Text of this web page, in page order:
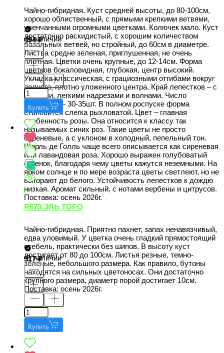
Чайно-гибридная. Куст средней высоты, до 80-100см,
хорошо облиственный, с прямыми крепкими ветвями,
увенчанными огромными цветками. Колючек мало. Куст
достаточно раскидистый, с хорошим количеством
базальных ветвей, но стройный, до 60см в диаметре.
Листва средне зеленая, приглушенная, не очень
плотная. Цветки очень крупные, до 12-14см. Форма
цветков бокаловидная, глубокая, центр высокий.
Укладка классическая, с грациозными отгибами вокруг
полного, плотно уложенного центра. Край лепестков – с
редкими, легкими надрезами и волнами. Число
лепестков – 30-35шт. В полном роспуске форма
становится слегка рыхловатой. Цвет – главная
особенность розы. Она относится к классу так
называемых синих роз. Такие цветы не просто
сиреневые, а с уклоном в холодный, пепельный тон.
Шарль де Голль чаще всего описывается как сиреневая
или лавандовая роза. Хорошо выражен голубоватый
оттенок, благодаря чему цветы кажутся неземными. На
ярком солнце и по мере возраста цветы светлеют, но не
выгорают до белого. Устойчивость лепестков к дождю
низкая. Аромат сильный, c нотами вербены и цитрусов.
Поставка: осень 2026г.
В наличии
494
Купить
R579 ЭЛЬ ТОРО
Чайно-гибридная. Приятно пахнет, запах ненавязчивый,
едва уловимый. У цветка очень гладкий прямостоящий
стебель, практически без шипов. В высоту куст
достигает от 80 до 100см. Листья резные, темно-
зеленые, небольшого размера. Как правило, бутоны
находятся на сильных цветоносах. Они достаточно
крупного размера, диаметр порой достигает 10см.
Поставка: осень 2026г.
В наличии
517
Купить